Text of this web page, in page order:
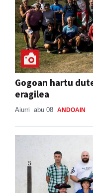
Gogoan hartu
eragilea
Aiurri abu 08 ANDOAIN